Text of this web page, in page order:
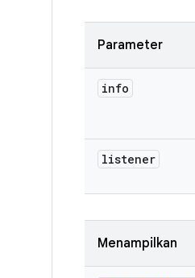
Parameter
info
listener
Menampilkan